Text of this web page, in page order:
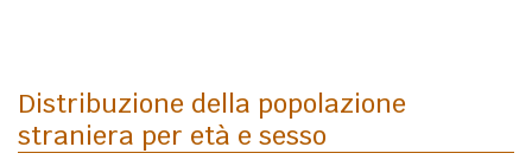
Distribuzione della popolazione
straniera per età e sesso